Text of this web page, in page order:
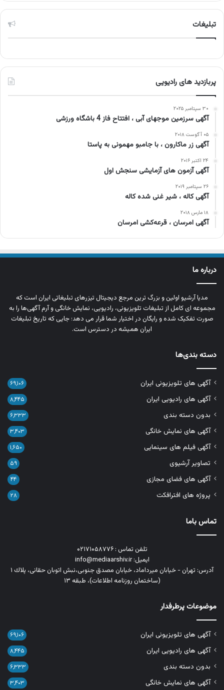
تبلیغات
پربازدید های رادیویی
۳۰ سپتامبر ۲۰۲۵
آگهی سرزمین موجهای آبی ، افتتاح فاز 4 باشگاه ورزشی
۰۵ آگوست ۲۰۱۸
آگهی زر ماکارون ، با جامبو مهمونی به پاستا
۲۴ اکتبر ۲۰۱۶
آگهی آزمون های آزمایشی سنجش اول
۲۶ سپتامبر ۲۰۱۹
آگهی کاله ، شیر غنی شده کاله
۱۸ مارس ۲۰۱۸
آگهی امرسان ، قرعه‌کشی امرسان
درباره ما
مدیا آرشیو اولین و بزرگ‌ ترین مرجع دیجیتال تیزرهای تبلیغاتی ایران است که
مجموعه‌ ای کامل از تبلیغات تلویزیونی، رادیویی، نمایش خانگی و آرم‌ آگهی‌ها را به‌
صورت تفکیک‌ شده و رایگان در اختیار شما قرار می‌ دهد؛ جایی که تاریخ تبلیغات
ایران همیشه در دسترس است.
دسته بندی‌ها
آگهی های تلویزیونی ایران ۶۹,۱۰۶
آگهی های رادیویی ایران ۸,۴۴۵
بدون دسته بندی ۶,۳۳۳
آگهی های نمایش خانگی ۳,۴۰۳
آگهی فیلم های سینمایی ۱,۶۵۰
تصاویر آرشیوی ۵۹
آگهی های فضای مجازی ۴۴
پروژه های افترافکت ۲۸
تماس باما
تلفن تماس : ۰۲۱۷۱۰۵۸۷۷۶
ایمیل: info@mediaarshiv.ir
آدرس: تهران - خیابان میرداماد، خیابان مصدق جنوبی،نبش اتوبان حقانی، پلاك ١
(ساختمان روزنامه اطلاعات)، طبقه ۱۳
موضوعات پرطرفدار
آگهی های تلویزیونی ایران ۶۹,۱۰۶
آگهی های رادیویی ایران ۸,۴۴۵
بدون دسته بندی ۶,۳۳۳
آگهی های نمایش خانگی ۳,۴۰۳